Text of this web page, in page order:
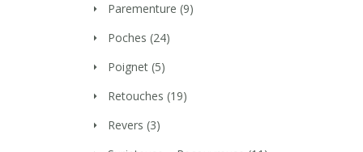
Parementure (9)
Poches (24)
Poignet (5)
Retouches (19)
Revers (3)